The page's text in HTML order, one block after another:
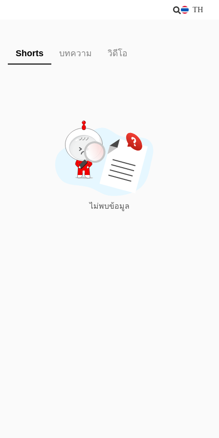
TH
Shorts บทความ วิดีโอ
ไม่พบข้อมูล